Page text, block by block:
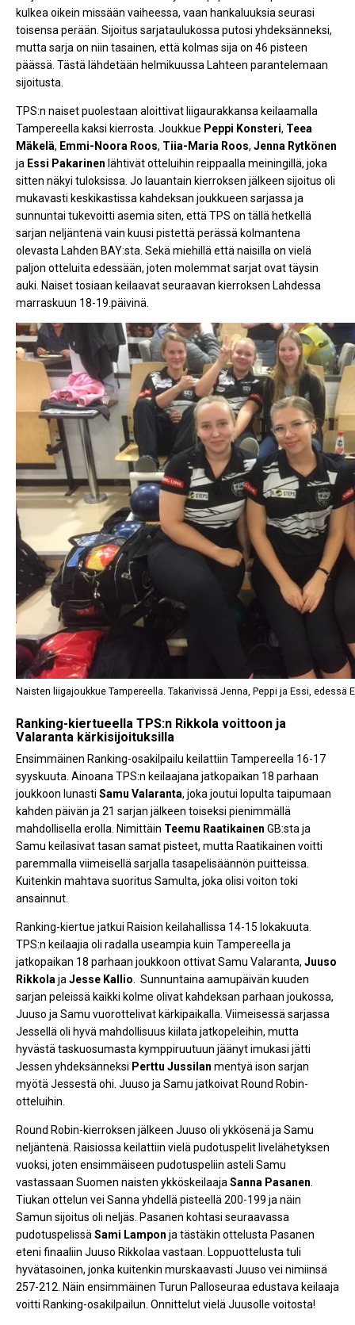
kulkea oikein missään vaiheessa, vaan hankaluuksia seurasi
toisensa perään. Sijoitus sarjataulukossa putosi yhdeksänneksi,
mutta sarja on niin tasainen, että kolmas sija on 46 pisteen
päässä. Tästä lähdetään helmikuussa Lahteen parantelemaan
sijoitusta.
TPS:n naiset puolestaan aloittivat liigaurakkansa keilaamalla
Tampereella kaksi kierrosta. Joukkue Peppi Konsteri, Teea
Mäkelä, Emmi-Noora Roos, Tiia-Maria Roos, Jenna Rytkönen
ja Essi Pakarinen lähtivät otteluihin reippaalla meiningillä, joka
sitten näkyi tuloksissa. Jo lauantain kierroksen jälkeen sijoitus oli
mukavasti keskikastissa kahdeksan joukkueen sarjassa ja
sunnuntai tukevoitti asemia siten, että TPS on tällä hetkellä
sarjan neljäntenä vain kuusi pistettä perässä kolmantena
olevasta Lahden BAY:sta. Sekä miehillä että naisilla on vielä
paljon otteluita edessään, joten molemmat sarjat ovat täysin
auki. Naiset tosiaan keilaavat seuraavan kierroksen Lahdessa
marraskuun 18-19.päivinä.
Naisten liigajoukkue Tampereella. Takarivissä Jenna, Peppi ja Essi, edessä
Ranking-kiertueella TPS:n Rikkola voittoon ja
Valaranta kärkisijoituksilla
Ensimmäinen Ranking-osakilpailu keilattiin Tampereella 16-17
syyskuuta. Ainoana TPS:n keilaajana jatkopaikan 18 parhaan
joukkoon lunasti Samu Valaranta, joka joutui lopulta taipumaan
kahden päivän ja 21 sarjan jälkeen toiseksi pienimmällä
mahdollisella erolla. Nimittäin Teemu Raatikainen GB:sta ja
Samu keilasivat tasan samat pisteet, mutta Raatikainen voitti
paremmalla viimeisellä sarjalla tasapelisäännön puitteissa.
Kuitenkin mahtava suoritus Samulta, joka olisi voiton toki
ansainnut.
Ranking-kiertue jatkui Raision keilahallissa 14-15 lokakuuta.
TPS:n keilaajia oli radalla useampia kuin Tampereella ja
jatkopaikan 18 parhaan joukkoon ottivat Samu Valaranta, Juuso
Rikkola ja Jesse Kallio . Sunnuntaina aamupäivän kuuden
sarjan peleissä kaikki kolme olivat kahdeksan parhaan joukossa,
Juuso ja Samu vuorottelivat kärkipaikalla. Viimeisessä sarjassa
Jessellä oli hyvä mahdollisuus kiilata jatkopeleihin, mutta
hyvästä taskuosumasta kymppiruutuun jäänyt imukasi jätti
Jessen yhdeksänneksi Perttu Jussilan mentyä ison sarjan
myötä Jessestä ohi. Juuso ja Samu jatkoivat Round Robin-
otteluihin.
Round Robin-kierroksen jälkeen Juuso oli ykkösenä ja Samu
neljäntenä. Raisiossa keilattiin vielä pudotuspelit livelähetyksen
vuoksi, joten ensimmäiseen pudotuspeliin asteli Samu
vastassaan Suomen naisten ykköskeilaaja Sanna Pasanen
Tiukan ottelun vei Sanna yhdellä pisteellä 200-199 ja näin
Samun sijoitus oli neljäs. Pasanen kohtasi seuraavassa
pudotuspelissä Sami Lampon ja tästäkin ottelusta Pasanen
eteni finaaliin Juuso Rikkolaa vastaan. Loppuottelusta tuli
hyvätasoinen, jonka kuitenkin murskaavasti Juuso vei nimiinsä
257-212. Näin ensimmäinen Turun Palloseuraa edustava keilaaja
voitti Ranking-osakilpailun. Onnittelut vielä Juusolle voitosta!